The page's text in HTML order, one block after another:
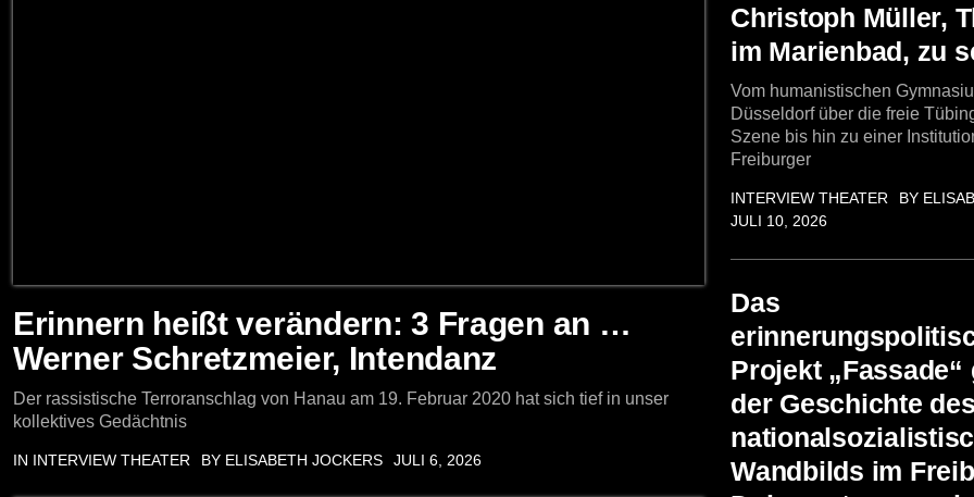
Erinnern heißt verändern: 3 Fragen an …
Werner Schretzmeier, Intendanz
Der rassistische Terroranschlag von Hanau am 19. Februar 2020 hat sich tief in unser
kollektives Gedächtnis
IN INTERVIEW THEATER BY ELISABETH JOCKERS JULI 6, 2026
Christoph Müller,
im Marienbad, zu
Vom humanistischen
Düsseldorf über die freie
Szene bis hin zu einer
Freiburger
INTERVIEW THEATER
BY
JULI 10, 2026
Das
Projekt „Fassade“
der Geschichte des
Wandbilds im